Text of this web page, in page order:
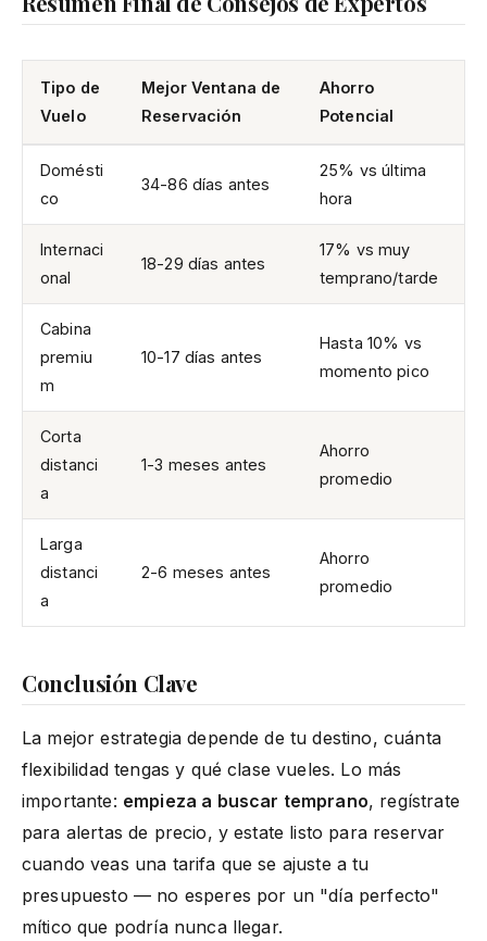
Tipo de
Vuelo
Mejor Ventana de
Reservación
Ahorro
Potencial
Domésti
co
34-86 días antes
25% vs última
hora
Internaci
onal
18-29 días antes
17% vs muy
temprano/tarde
Cabina
premiu
m
10-17 días antes
Hasta 10% vs
momento pico
Corta
distanci
a
1-3 meses antes
Ahorro
promedio
Larga
distanci
a
2-6 meses antes
Ahorro
promedio
Conclusión Clave
La mejor estrategia depende de tu destino, cuánta
flexibilidad tengas y qué clase vueles. Lo más
importante: empieza a buscar temprano, regístrate
para alertas de precio, y estate listo para reservar
cuando veas una tarifa que se ajuste a tu
presupuesto — no esperes por un "día perfecto"
mítico que podría nunca llegar.